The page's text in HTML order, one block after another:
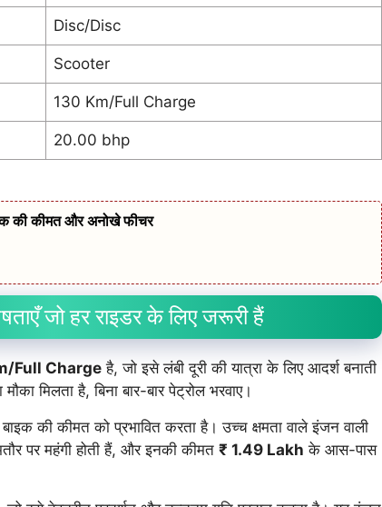
Disc/Disc
Scooter
130 Km/Full Charge
20.00 bhp
की कीमत और अनोखे फीचर
जो हर राइडर के लिए जरूरी हैं
Full Chargeहै, जो इसे लंबी दूरी की यात्रा के लिए आदर्श बनाती
मिलता है, बिना बार-बार पेट्रोल भरवाए।
की कीमत को प्रभावित करता है। उच्च क्षमता वाले इंजन वाली
पर महंगी होती हैं, और इनकी कीमत ₹ 1.49 Lakh के आस-पास